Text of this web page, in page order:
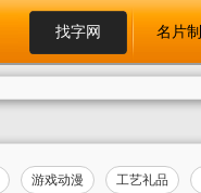
找字网 名片
游戏动漫 工艺礼品